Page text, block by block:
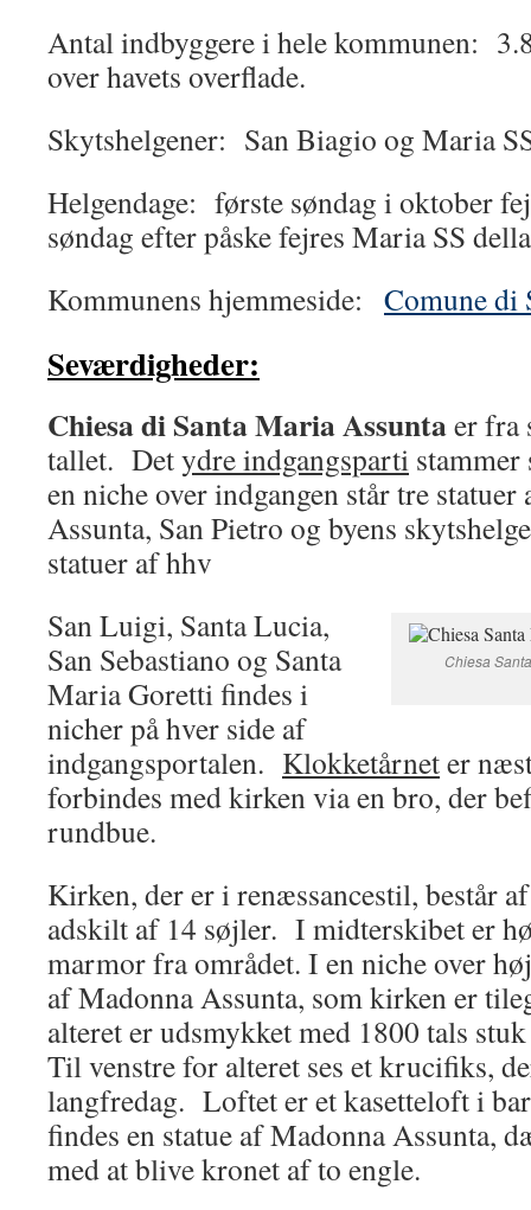
Antal indbyggere i hele kommunen:
over havets overflade.
Skytshelgener: San Biagio og Maria
Helgendage: første søndag i oktober
søndag efter påske fejres Maria SS
Kommunens hjemmeside: Comune di
Seværdigheder:
Chiesa di Santa Maria Assuntaer fra
tallet. Detydre indgangsparti
en niche over indgangen står tre
Assunta, San Pietro og byens
statuer af hhv
Chiesa
San Luigi, Santa Lucia,
San Sebastiano og Santa
Maria Goretti findes i
nicher på hver side af
indgangsportalen. Klokketårneter
forbindes med kirken via en bro, der
rundbue.
Kirken, der er i renæssancestil, består
adskilt af 14 søjler. I midterskibet er
marmor fra området. I en niche over
af Madonna Assunta, som kirken er
alteret er udsmykket med 1800 tals
Til venstre for alteret ses et krucifiks,
langfredag. Loftet er et kasetteloft i
findes en statue af Madonna Assunta,
med at blive kronet af to engle.